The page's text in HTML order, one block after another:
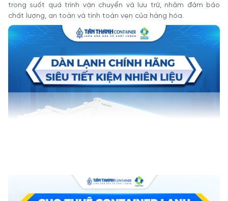
trong suốt quá trình vận chuyển và lưu trữ, nhằm đảm bảo
chất lượng, an toàn và tính toàn vẹn của hàng hóa.